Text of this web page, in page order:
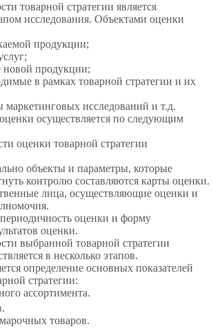
товарной стратегии является
исследования. Объектами оценки
продукции;
новой продукции;
в рамках товарной стратегии и их
маркетинговых исследований и т.д.
осуществляется по следующим
оценки товарной стратегии
объекты и параметры, которые
контролю составляются карты оценки.
лица, осуществляющие оценки и
оценки и форму
оценки.
выбранной товарной стратегии
в несколько этапов.
определение основных показателей
стратегии:
ассортимента.
товаров.